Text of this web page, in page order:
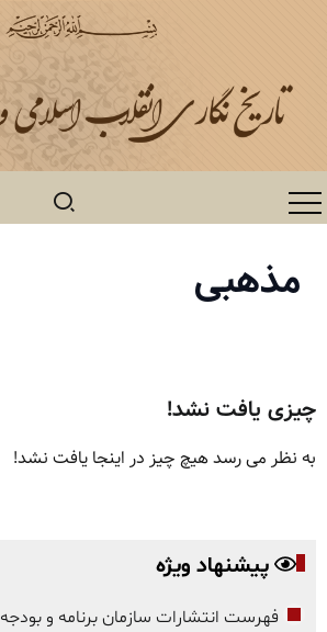
مذهبی
چیزی یافت نشد!
به نظر می رسد هیچ چیز در اینجا یافت نشد!
پیشنهاد ویژه
فهرست انتشارات سازمان برنامه و بودجه